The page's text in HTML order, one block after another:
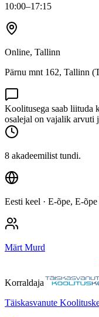
10:00–17:15
Online, Tallinn
Pärnu mnt 162, Tallinn
Koolitusega saab liituda
osalejal on vajalik arvuti
8 akadeemilist tundi.
Eesti keel · E-õpe, E-
Märt Murd
Korraldaja
Täiskasvanute